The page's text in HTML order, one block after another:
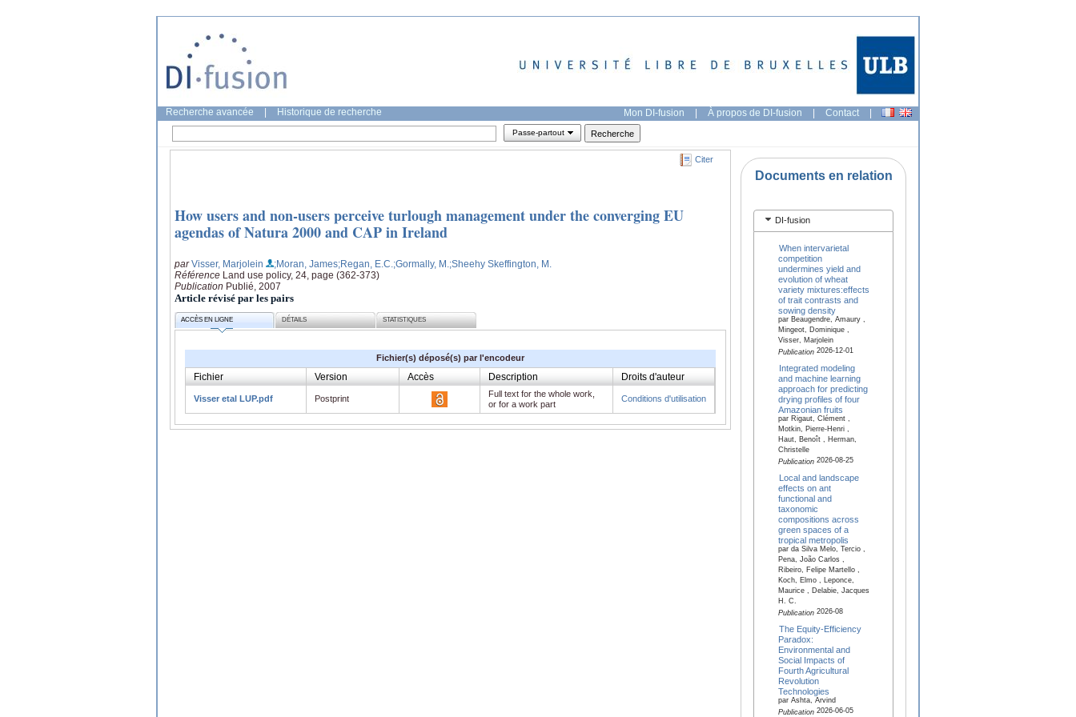
Recherche avancée Historique de recherche Mon DI-fusion | À propos de DI-fusion | Contact |
Passe-partout
Citer
How users and non-users perceive turlough management under the converging EU
agendas of Natura 2000 and CAP in Ireland
parVisser, Marjolein ;Moran, James;Regan, E.C. ;Gormally, M. ;Sheehy Skeffington, M.
Référence Land use policy, 24, page (362-373)
Publication Publié, 2007
Article révisé par les pairs
ACCÈS EN LIGNE DÉTAILS STATISTIQUES
Fichier(s) déposé(s) par l'encodeur
Fichier Version Accès Description Droits d'auteur
Visser etal LUP.pdf Postprint
Full text for the whole work,
or for a work part
Conditions d'utilisation
Documents en relation
DI-fusion
When intervarietal
competition
undermines yield and
evolution of wheat
variety mixtures:effects
of trait contrasts and
sowing density
par Beaugendre, Amaury ,
Mingeot, Dominique ,
Visser, Marjolein
Publication2026-12-01
Integrated modeling
and machine learning
approach for predicting
drying profiles of four
Amazonian fruits
par Rigaut, Clément ,
Motkin, Pierre-Henri ,
Haut, Benoît , Herman,
Christelle
Publication2026-08-25
Local and landscape
effects on ant
functional and
taxonomic
compositions across
green spaces of a
tropical metropolis
par da Silva Melo, Tercio ,
Pena, João Carlos ,
Ribeiro, Felipe Martello ,
Koch, Elmo , Leponce,
Maurice , Delabie, Jacques
H. C.
Publication2026-08
The Equity-Efficiency
Paradox:
Environmental and
Social Impacts of
Fourth Agricultural
Revolution
Technologies
par Ashta, Arvind
Publication2026-06-05